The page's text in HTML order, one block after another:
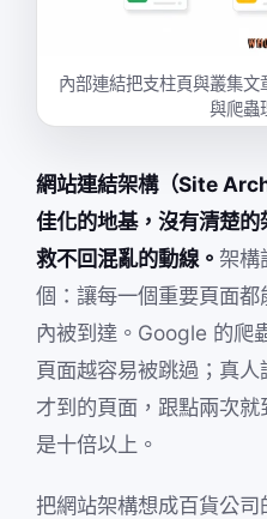
內部連結把支柱頁與叢集
與爬蟲
網站連結架構（Site
佳化的地基，沒有清楚
救不回混亂的動線。 架構
個：讓每一個重要頁面
內被到達。Google 的爬
頁面越容易被跳過；真
才到的頁面，跟點兩次
是十倍以上。
把網站架構想成百貨公